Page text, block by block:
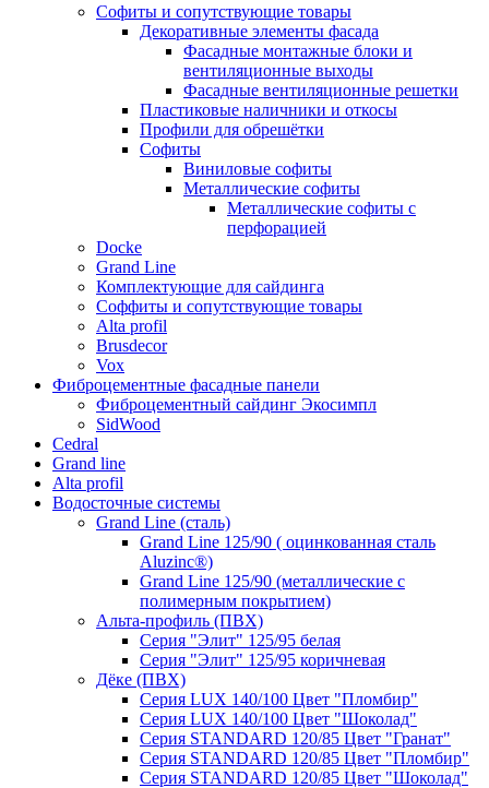
Софиты и сопутствующие товары
Декоративные элементы фасада
Фасадные монтажные блоки и
вентиляционные выходы
Фасадные вентиляционные решетки
Пластиковые наличники и откосы
Профили для обрешётки
Софиты
Виниловые софиты
Металлические софиты
Металлические софиты с
перфорацией
Docke
Grand Line
Комплектующие для сайдинга
Соффиты и сопутствующие товары
Alta profil
Brusdecor
Vox
Фиброцементные фасадные панели
Фиброцементный сайдинг Экосимпл
SidWood
Cedral
Grand line
Аlta profil
Водосточные системы
Grand Line (сталь)
Grand Line 125/90 ( оцинкованная сталь
Aluzinc®)
Grand Line 125/90 (металлические с
полимерным покрытием)
Альта-профиль (ПВХ)
Серия "Элит" 125/95 белая
Серия "Элит" 125/95 коричневая
Дёке (ПВХ)
Серия LUX 140/100 Цвет "Пломбир"
Серия LUX 140/100 Цвет "Шоколад"
Серия STANDARD 120/85 Цвет "Гранат"
Серия STANDARD 120/85 Цвет "Пломбир"
Серия STANDARD 120/85 Цвет "Шоколад"